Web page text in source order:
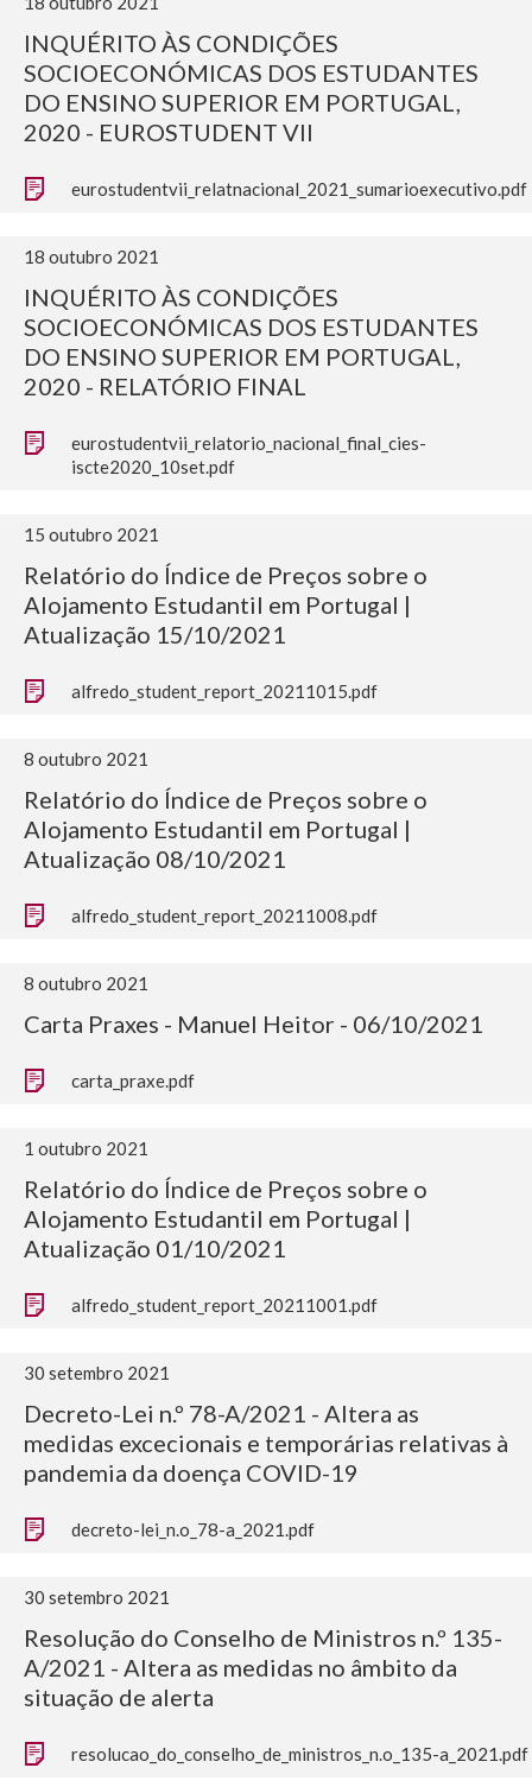
INQUÉRITO ÀS CONDIÇÕES
SOCIOECONÓMICAS DOS ESTUDANTES
DO ENSINO SUPERIOR EM PORTUGAL,
2020 - EUROSTUDENT VII
eurostudentvii_relatnacional_2021_sumarioexecutivo.pdf
18 outubro 2021
INQUÉRITO ÀS CONDIÇÕES
SOCIOECONÓMICAS DOS ESTUDANTES
DO ENSINO SUPERIOR EM PORTUGAL,
2020 - RELATÓRIO FINAL
eurostudentvii_relatorio_nacional_final_cies-
iscte2020_10set.pdf
15 outubro 2021
Relatório do Índice de Preços sobre o
Alojamento Estudantil em Portugal |
Atualização 15/10/2021
alfredo_student_report_20211015.pdf
8 outubro 2021
Relatório do Índice de Preços sobre o
Alojamento Estudantil em Portugal |
Atualização 08/10/2021
alfredo_student_report_20211008.pdf
8 outubro 2021
Carta Praxes - Manuel Heitor - 06/10/2021
carta_praxe.pdf
1 outubro 2021
Relatório do Índice de Preços sobre o
Alojamento Estudantil em Portugal |
Atualização 01/10/2021
alfredo_student_report_20211001.pdf
30 setembro 2021
Decreto-Lei n.º 78-A/2021 - Altera as
medidas excecionais e temporárias relativas à
pandemia da doença COVID-19
decreto-lei_n.o_78-a_2021.pdf
30 setembro 2021
Resolução do Conselho de Ministros n.º 135-
A/2021 - Altera as medidas no âmbito da
situação de alerta
resolucao_do_conselho_de_ministros_n.o_135-a_2021.pdf